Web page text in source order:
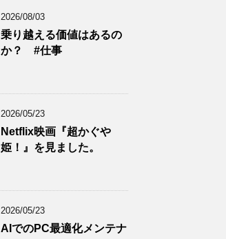
2026/08/03
乗り越える価値はあるの
か？ #仕事
2026/05/23
Netflix映画『超かぐや
姫！』を見ました。
2026/05/23
AIでのPC最適化メンテナ